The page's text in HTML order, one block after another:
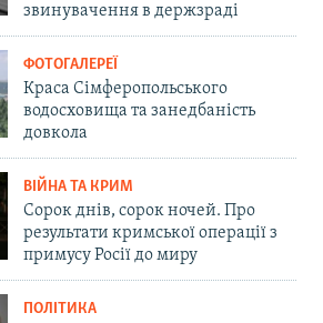
звинувачення в держзраді
ФОТОГАЛЕРЕЇ
Краса Сімферопольського
водосховища та занедбаність
довкола
ВІЙНА ТА КРИМ
Сорок днів, сорок ночей. Про
результати кримської операції з
примусу Росії до миру
ПОЛІТИКА